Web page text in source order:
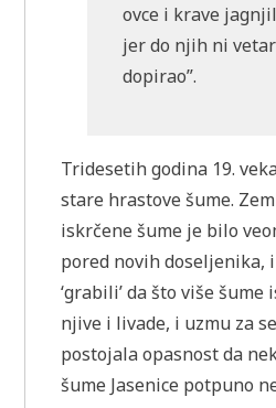
ovce i krave
jer do njih ni
dopirao”.
Tridesetih godina 19.
stare hrastove šume.
iskrčene šume je bilo
pored novih doseljenika,
‘grabili’ da što više
njive i livade, i uzmu za
postojala opasnost da
šume Jasenice potpuno